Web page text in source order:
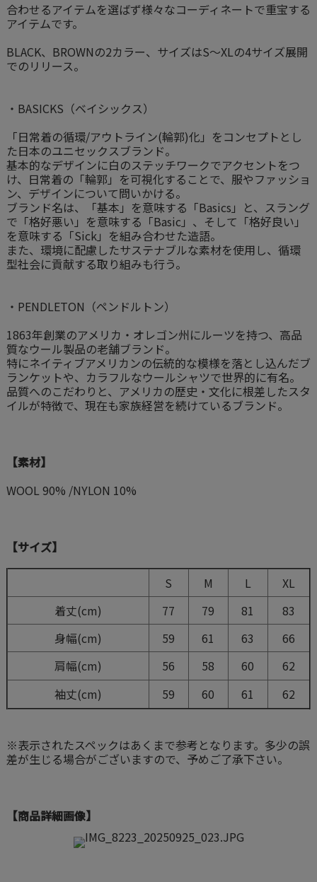
合わせるアイテムを選ばず様々なコーディネートで重宝する
アイテムです。
BLACK、BROWNの2カラー、サイズはS〜XLの4サイズ展開
でのリリース。
・BASICKS（ベイシックス）
「日常着の循環/アウトライン(輪郭)化」をコンセプトとし
た日本のユニセックスブランド。
基本的なデザインに白のステッチワークでアクセントをつ
け、日常着の「輪郭」を可視化することで、服やファッショ
ン、デザインについて問いかける。
ブランド名は、「基本」を意味する「Basics」と、スラング
で「格好悪い」を意味する「Basic」、そして「格好良い」
を意味する「Sick」を組み合わせた造語。
また、環境に配慮したサステナブルな素材を使用し、循環
型社会に貢献する取り組みも行う。
・PENDLETON（ペンドルトン）
1863年創業のアメリカ・オレゴン州にルーツを持つ、高品
質なウール製品の老舗ブランド。
特にネイティブアメリカンの伝統的な模様を落とし込んだブ
ランケットや、カラフルなウールシャツで世界的に有名。
品質へのこだわりと、アメリカの歴史・文化に根差したスタ
イルが特徴で、現在も家族経営を続けているブランド。
【素材】
WOOL 90% /NYLON 10%
【サイズ】
S M L
XL
着丈(cm)
77 79 81
83
身幅(cm)
59 61 63
66
肩幅(cm)
56 58 60
62
袖丈(cm)
59 60 61 62
※表示されたスペックはあくまで参考となります。多少の誤
差が生じる場合がございますので、予めご了承下さい。
【商品詳細画像】